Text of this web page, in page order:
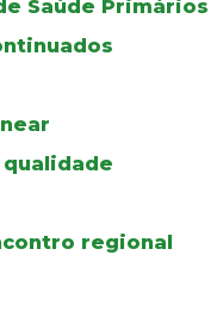
Saúde Primários
regional